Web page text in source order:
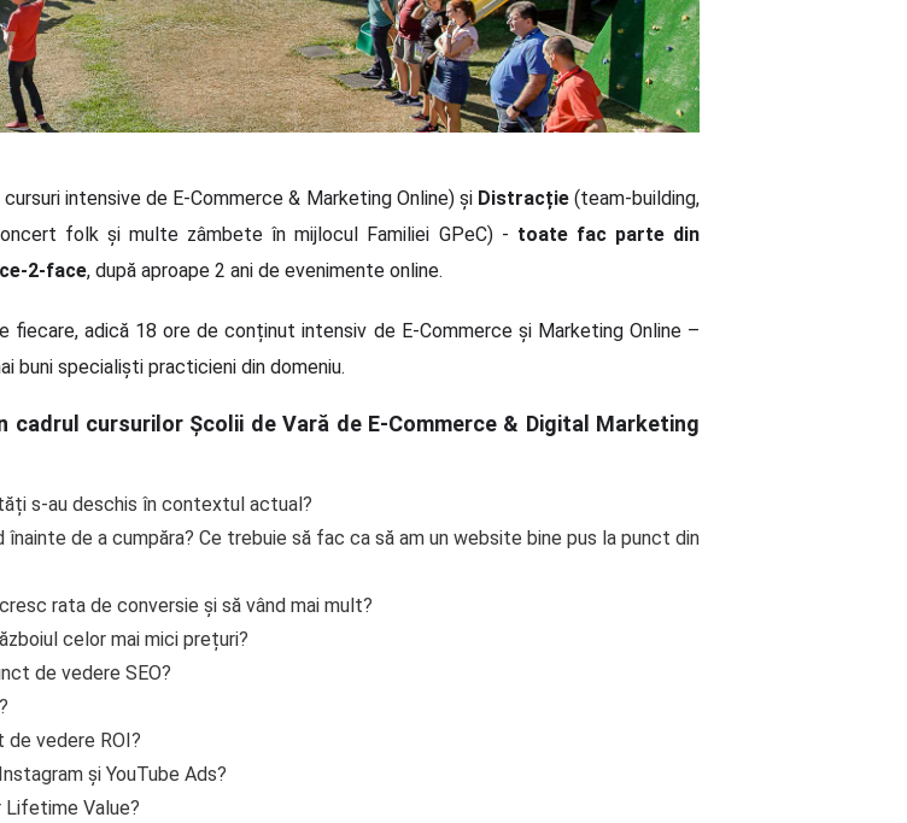
cursuri intensive de E-Commerce & Marketing Online) și Distracție(team-building,
folk și multe zâmbete în mijlocul Familiei GPeC) - toate fac parte din
2-face, după aproape 2 ani de evenimente online.
adică 18 ore de conținut intensiv de E-Commerce și Marketing Online –
buni specialiști practicieni din domeniu.
cursurilor Școlii de Vară de E-Commerce & Digital Marketing
s-au deschis în contextul actual?
de a cumpăra? Ce trebuie să fac ca să am un website bine pus la punct din
rata de conversie și să vând mai mult?
celor mai mici prețuri?
de vedere SEO?
de vedere ROI?
și YouTube Ads?
Value?